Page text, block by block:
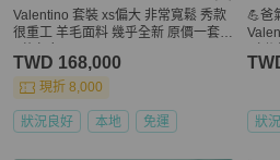
Valentino 套裝 xs偏大 非常寬鬆 秀款
很重工 羊毛面料 幾乎全新 原價一套4
TWD 168,000
現折 8,000
狀況良好 本地 免運
💪爸
色
狀